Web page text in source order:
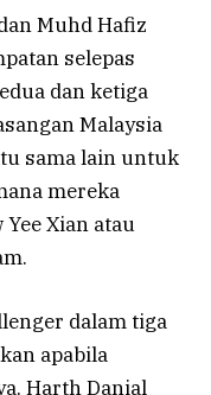
Muhd ​​Hafiz
selepas
dan ketiga
Malaysia
sama lain untuk
mereka
Xian atau
dalam tiga
apabila
Harth Danial